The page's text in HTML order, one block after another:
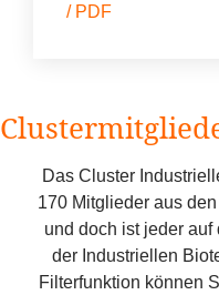
/ PDF
Das Cluster
170Mitglieder aus
und doch ist jeder
der Industriellen
Filterfunktion können